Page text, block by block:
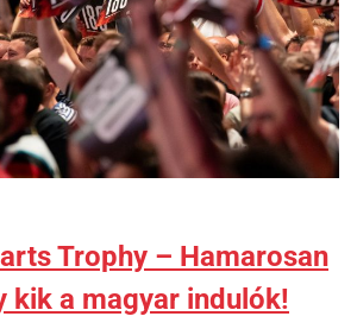
Trophy – Hamarosan
kik a magyar indulók!